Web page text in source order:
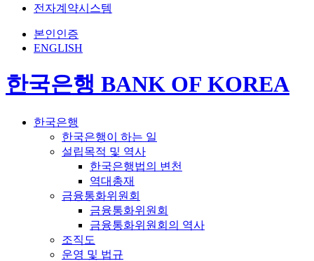
전자계약시스템
본인인증
ENGLISH
한국은행 BANK OF KOREA
한국은행
한국은행이 하는 일
설립목적 및 역사
한국은행법의 변천
역대총재
금융통화위원회
금융통화위원회
금융통화위원회의 역사
조직도
운영 및 법규